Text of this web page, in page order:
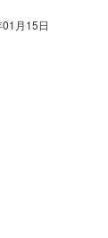
月15日